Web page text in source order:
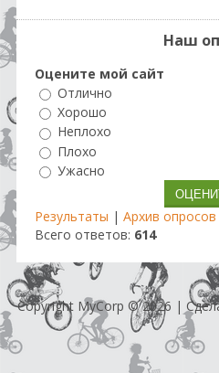
Наш
Оцените мой сайт
Отлично
Хорошо
Неплохо
Плохо
Ужасно
Результаты | Архив опросов
Всего ответов: 614
Copyright MyCorp © 2026 |